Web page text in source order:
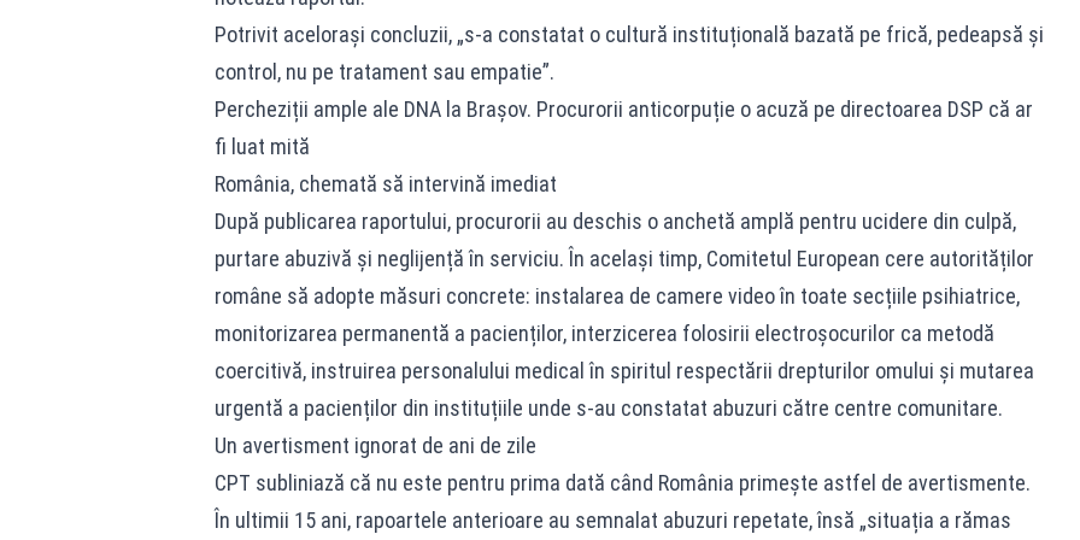
Potrivit acelorași concluzii, „s-a constatat o cultură instituțională bazată pe frică, pedeapsă și
control, nu pe tratament sau empatie”.
Percheziții ample ale DNA la Brașov. Procurorii anticorpuție o acuză pe directoarea DSP că ar
fi luat mită
România, chemată să intervină imediat
După publicarea raportului, procurorii au deschis o anchetă amplă pentru ucidere din culpă,
purtare abuzivă și neglijență în serviciu. În același timp, Comitetul European cere autorităților
române să adopte măsuri concrete: instalarea de camere video în toate secțiile psihiatrice,
monitorizarea permanentă a pacienților, interzicerea folosirii electroșocurilor ca metodă
coercitivă, instruirea personalului medical în spiritul respectării drepturilor omului și mutarea
urgentă a pacienților din instituțiile unde s-au constatat abuzuri către centre comunitare.
Un avertisment ignorat de ani de zile
CPT subliniază că nu este pentru prima dată când România primește astfel de avertismente.
În ultimii 15 ani, rapoartele anterioare au semnalat abuzuri repetate, însă „situația a rămas